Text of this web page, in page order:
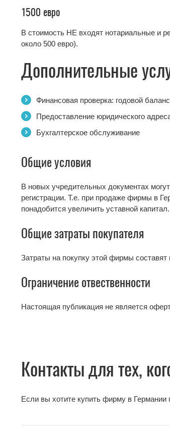
1500 евро
В стоимость НЕ входят нотариальные и
около 500 евро).
Дополнительные
Финансовая проверка: годовой
Предоставление юридического
Бухгалтерское обслуживание
Общие условия
В новых учредительных документах
регистрации. Т.е. при продаже фирмы в
понадобится увеличить уставной капитал.
Общие затраты покупателя
Затраты на покупку этой фирмы
Ограничение отвественности
Настоящая публикация не является
Контакты для тех,
Если вы хотите купить фирму в Германии